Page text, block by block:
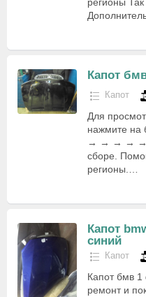
регионы
Капот
Капот
Для
нажмите
→ → → → → →
сборе.
регионы.…
Капот
синий
Капот
Капот бмв
ремонт и